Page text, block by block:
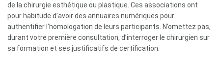
de la chirurgie esthétique ou plastique. Ces associations ont
pour habitude d’avoir des annuaires numériques pour
authentifier l’homologation de leurs participants. N’omettez pas,
durant votre première consultation, d’interroger le chirurgien sur
sa formation et ses justificatifs de certification.